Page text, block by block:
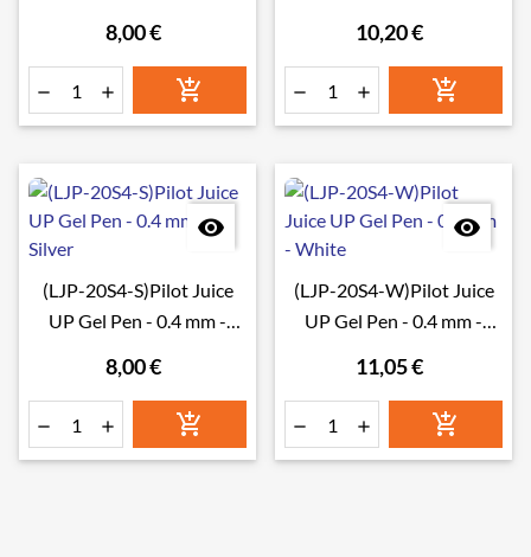
8,00 €
  
10,20 €
  

(LJP-20S4-S)Pilot Juice
UP Gel Pen - 0.4 mm -
8,00 €
  

(LJP-20S4-W)Pilot Juice
UP Gel Pen - 0.4 mm -
11,05 €
  